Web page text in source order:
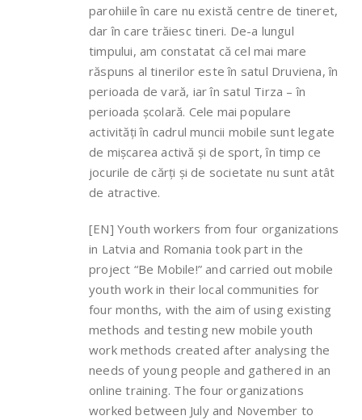
parohiile în care nu există centre de tineret,
dar în care trăiesc tineri. De-a lungul
timpului, am constatat că cel mai mare
răspuns al tinerilor este în satul Druviena, în
perioada de vară, iar în satul Tirza – în
perioada școlară. Cele mai populare
activități în cadrul muncii mobile sunt legate
de mișcarea activă și de sport, în timp ce
jocurile de cărți și de societate nu sunt atât
de atractive.
[EN] Youth workers from four organizations
in Latvia and Romania took part in the
project “Be Mobile!” and carried out mobile
youth work in their local communities for
four months, with the aim of using existing
methods and testing new mobile youth
work methods created after analysing the
needs of young people and gathered in an
online training. The four organizations
worked between July and November to